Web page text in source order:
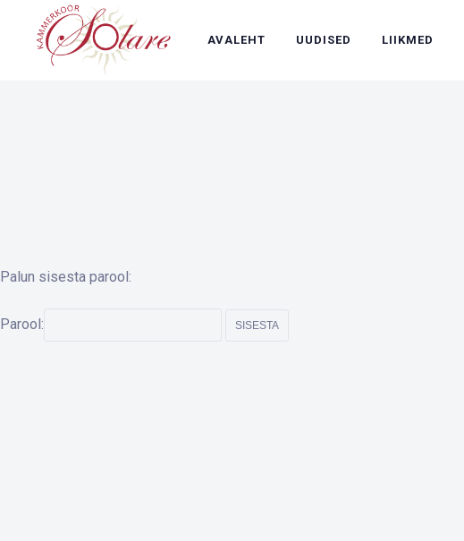
AVALEHT UUDISED LIIKMED
Palun sisesta parool:
Parool: